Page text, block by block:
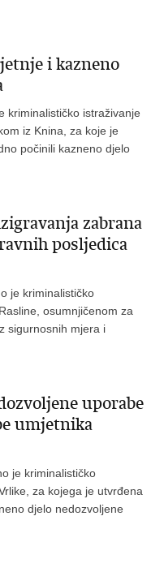
i kazneno
kriminalističko istraživanje
iz Knina, za koje je
počinili kazneno djelo
zabrana
posljedica
je kriminalističko
osumnjičenom za
sigurnosnih mjera i
uporabe
umjetnika
je kriminalističko
za kojega je utvrđena
djelo nedozvoljene